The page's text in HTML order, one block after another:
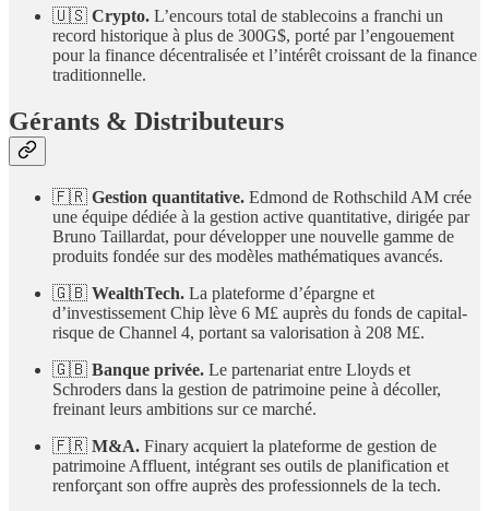
🇺🇸 Crypto. L’encours total de stablecoins a franchi un
record historique à plus de 300G$, porté par l’engouement
pour la finance décentralisée et l’intérêt croissant de la finance
traditionnelle.
Gérants & Distributeurs
🇫🇷 Gestion quantitative. Edmond de Rothschild AM crée
une équipe dédiée à la gestion active quantitative, dirigée par
Bruno Taillardat, pour développer une nouvelle gamme de
produits fondée sur des modèles mathématiques avancés.
🇬🇧 WealthTech. La plateforme d’épargne et
d’investissement Chip lève 6 M£ auprès du fonds de capital-
risque de Channel 4, portant sa valorisation à 208 M£.
🇬🇧 Banque privée. Le partenariat entre Lloyds et
Schroders dans la gestion de patrimoine peine à décoller,
freinant leurs ambitions sur ce marché.
🇫🇷 M&A. Finary acquiert la plateforme de gestion de
patrimoine Affluent, intégrant ses outils de planification et
renforçant son offre auprès des professionnels de la tech.